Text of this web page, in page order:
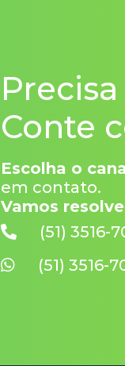
Conte
Escolha o
em contato.
Vamos
(51) 3516-
(51) 3516-